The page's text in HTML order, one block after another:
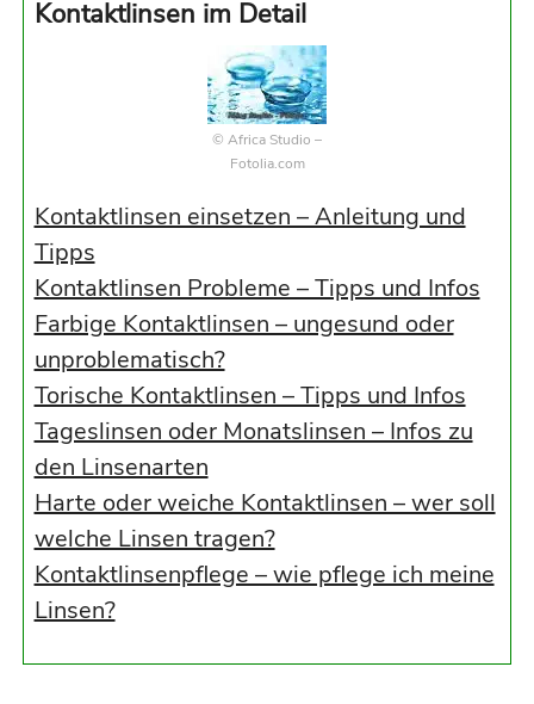
Kontaktlinsen im Detail
© Africa Studio –
Fotolia.com
Kontaktlinsen einsetzen – Anleitung und
Tipps
Kontaktlinsen Probleme – Tipps und Infos
Farbige Kontaktlinsen – ungesund oder
unproblematisch?
Torische Kontaktlinsen – Tipps und Infos
Tageslinsen oder Monatslinsen – Infos zu
den Linsenarten
Harte oder weiche Kontaktlinsen – wer soll
welche Linsen tragen?
Kontaktlinsenpflege – wie pflege ich meine
Linsen?